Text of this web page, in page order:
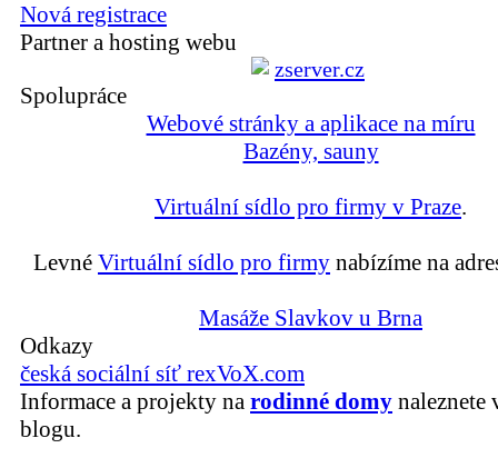
Nová registrace
Partner a hosting webu
Spolupráce
Webové stránky a aplikace na míru
Bazény, sauny
Virtuální sídlo pro firmy v Praze.
Levné Virtuální sídlo pro firmy nabízíme na
Masáže Slavkov u Brna
Odkazy
česká sociální síť rexVoX.com
Informace a projekty na rodinné domy naleznete
blogu.